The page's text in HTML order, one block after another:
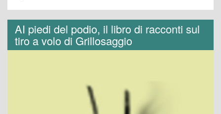
AI piedi del podio, il libro di racconti sul
tiro a volo di Grillosaggio